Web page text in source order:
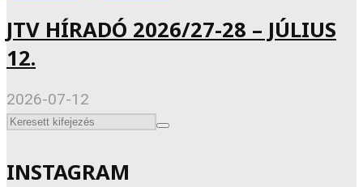
JTV HÍRADÓ 2026/27-28 – JÚLIUS
12.
2026-07-12
INSTAGRAM